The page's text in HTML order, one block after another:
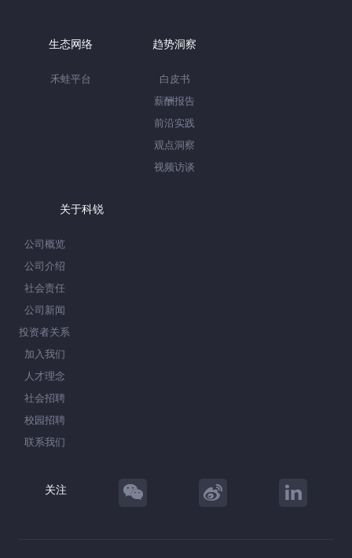
生态网络
禾蛙平台
趋势洞察
白皮书
薪酬报告
前沿实践
观点洞察
视频访谈
关于科锐
公司概览
公司介绍
社会责任
公司新闻
投资者关系
加入我们
人才理念
社会招聘
校园招聘
联系我们
关注